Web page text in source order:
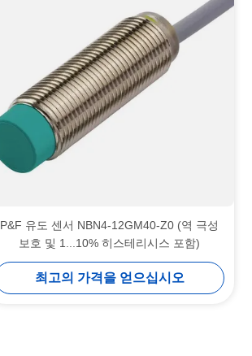
P&F 유도 센서 NBN4-12GM40-Z0 (역 극성
보호 및 1...10% 히스테리시스 포함)
최고의 가격을 얻으십시오